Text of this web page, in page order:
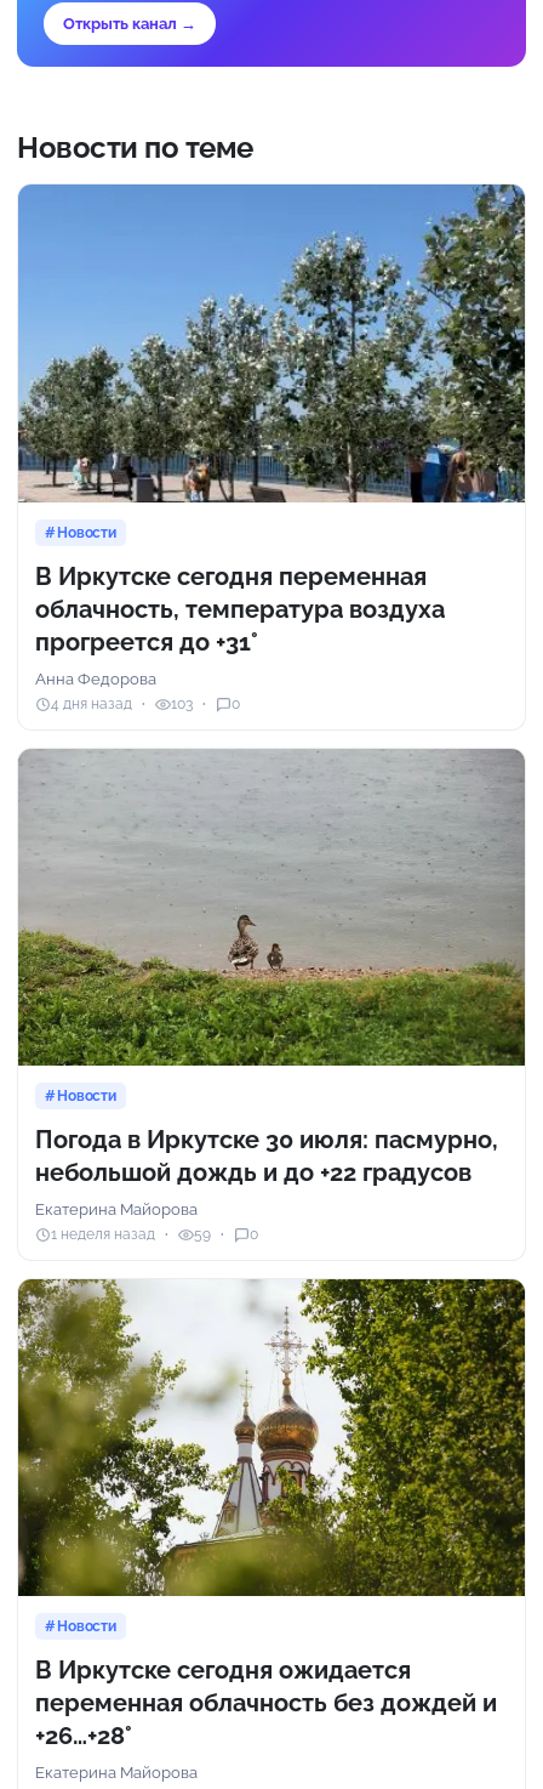
Открыть канал →
Новости по теме
Новости
В Иркутске сегодня переменная
облачность, температура воздуха
прогреется до +31°
Анна Федорова
4 дня назад 103 0
Новости
Погода в Иркутске 30 июля: пасмурно,
небольшой дождь и до +22 градусов
Екатерина Майорова
1 неделя назад 59 0
Новости
В Иркутске сегодня ожидается
переменная облачность без дождей и
+26…+28°
Екатерина Майорова